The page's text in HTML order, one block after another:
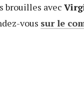
brouilles avec
vous sur le